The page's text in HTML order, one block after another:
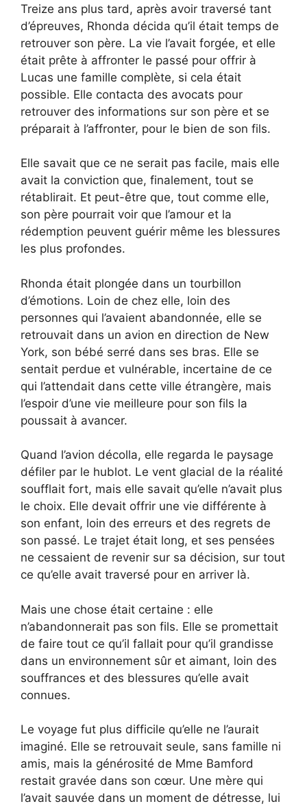
Treize ans plus tard, après avoir traversé tant
d’épreuves, Rhonda décida qu’il était temps de
retrouver son père. La vie l’avait forgée, et elle
était prête à affronter le passé pour offrir à
Lucas une famille complète, si cela était
possible. Elle contacta des avocats pour
retrouver des informations sur son père et se
préparait à l’affronter, pour le bien de son fils.
Elle savait que ce ne serait pas facile, mais elle
avait la conviction que, finalement, tout se
rétablirait. Et peut-être que, tout comme elle,
son père pourrait voir que l’amour et la
rédemption peuvent guérir même les blessures
les plus profondes.
Rhonda était plongée dans un tourbillon
d’émotions. Loin de chez elle, loin des
personnes qui l’avaient abandonnée, elle se
retrouvait dans un avion en direction de New
York, son bébé serré dans ses bras. Elle se
sentait perdue et vulnérable, incertaine de ce
qui l’attendait dans cette ville étrangère, mais
l’espoir d’une vie meilleure pour son fils la
poussait à avancer.
Quand l’avion décolla, elle regarda le paysage
défiler par le hublot. Le vent glacial de la réalité
soufflait fort, mais elle savait qu’elle n’avait plus
le choix. Elle devait offrir une vie différente à
son enfant, loin des erreurs et des regrets de
son passé. Le trajet était long, et ses pensées
ne cessaient de revenir sur sa décision, sur tout
ce qu’elle avait traversé pour en arriver là.
Mais une chose était certaine : elle
n’abandonnerait pas son fils. Elle se promettait
de faire tout ce qu’il fallait pour qu’il grandisse
dans un environnement sûr et aimant, loin des
souffrances et des blessures qu’elle avait
connues.
Le voyage fut plus difficile qu’elle ne l’aurait
imaginé. Elle se retrouvait seule, sans famille ni
amis, mais la générosité de Mme Bamford
restait gravée dans son cœur. Une mère qui
l’avait sauvée dans un moment de détresse, lui